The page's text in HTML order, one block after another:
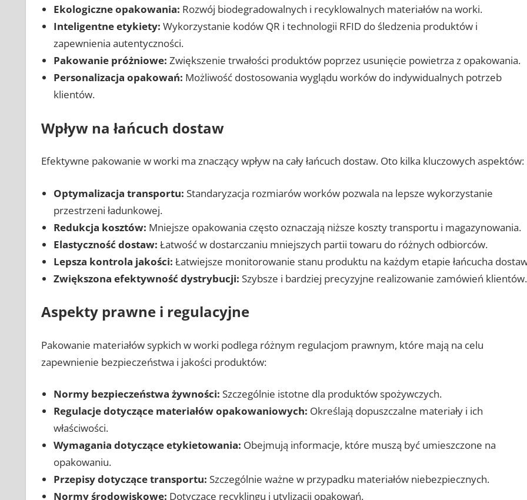
Ekologiczne opakowania: Rozwój biodegradowalnych i recyklowalnych materiałów na worki.
Inteligentne etykiety: Wykorzystanie kodów QR i technologii RFID do śledzenia produktów i
zapewnienia autentyczności.
Pakowanie próżniowe: Zwiększenie trwałości produktów poprzez usunięcie powietrza z opakowania.
Personalizacja opakowań: Możliwość dostosowania wyglądu worków do indywidualnych potrzeb
klientów.
Wpływ na łańcuch dostaw
Efektywne pakowanie w worki ma znaczący wpływ na cały łańcuch dostaw. Oto kilka kluczowych aspektów:
Optymalizacja transportu: Standaryzacja rozmiarów worków pozwala na lepsze wykorzystanie
przestrzeni ładunkowej.
Redukcja kosztów: Mniejsze opakowania często oznaczają niższe koszty transportu i magazynowania.
Elastyczność dostaw: Łatwość w dostarczaniu mniejszych partii towaru do różnych odbiorców.
Lepsza kontrola jakości: Łatwiejsze monitorowanie stanu produktu na każdym etapie łańcucha
Zwiększona efektywność dystrybucji: Szybsze i bardziej precyzyjne realizowanie zamówień klientów.
Aspekty prawne i regulacyjne
Pakowanie materiałów sypkich w worki podlega różnym regulacjom prawnym, które mają na celu
zapewnienie bezpieczeństwa i jakości produktów:
Normy bezpieczeństwa żywności: Szczególnie istotne dla produktów spożywczych.
Regulacje dotyczące materiałów opakowaniowych: Określają dopuszczalne materiały i ich
właściwości.
Wymagania dotyczące etykietowania: Obejmują informacje, które muszą być umieszczone na
opakowaniu.
Przepisy dotyczące transportu: Szczególnie ważne w przypadku materiałów niebezpiecznych.
Normy środowiskowe: Dotyczące recyklingu i utylizacji opakowań.